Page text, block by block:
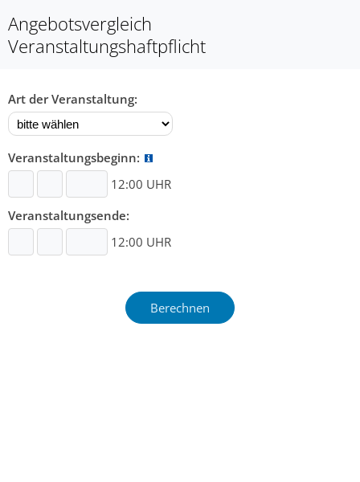
Angebotsvergleich
Veranstaltungshaftpflicht
Art der Veranstaltung:
Veranstaltungsbeginn:
12:00 UHR
Veranstaltungsende:
12:00 UHR